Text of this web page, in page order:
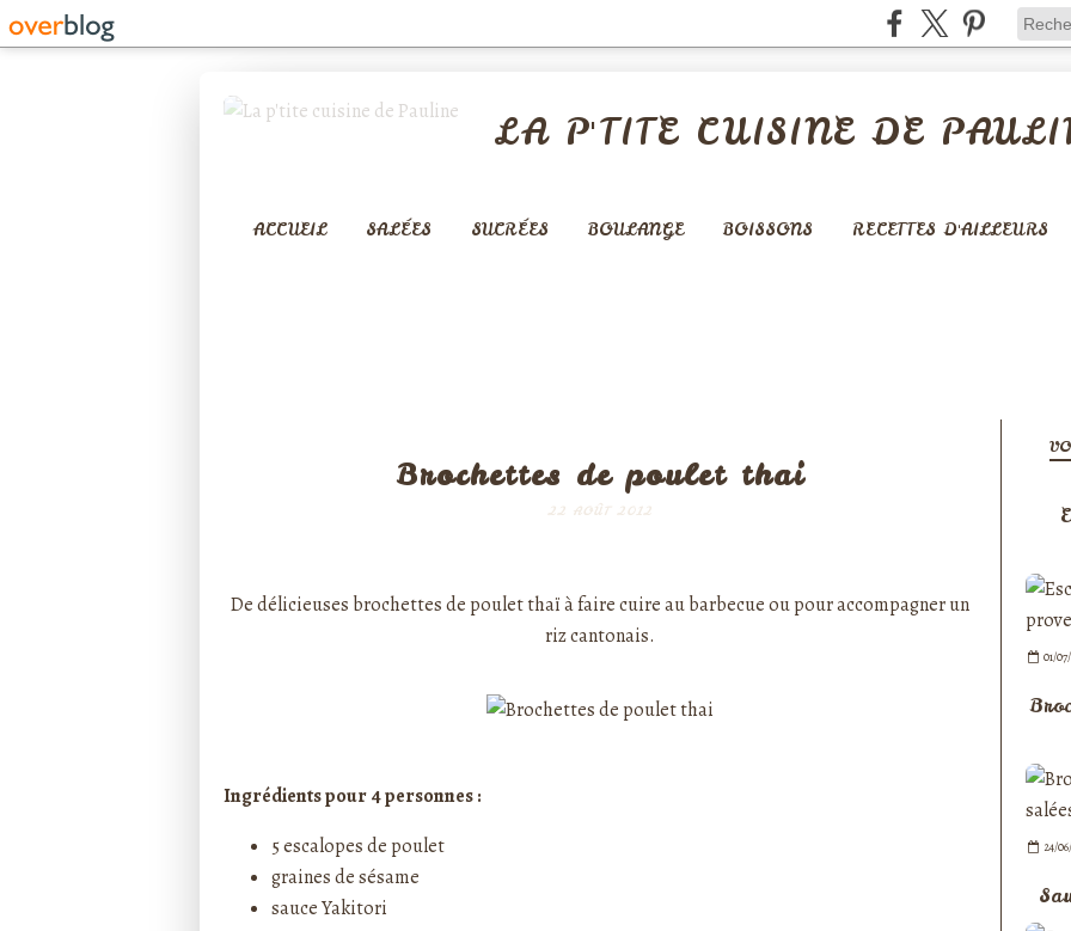
LA P'TITE CUISINE DE
ACCUEIL SALÉES SUCRÉES BOULANGE BOISSONS RECETTES D'AILLEURS
Brochettes de poulet thai
22 AOÛT 2012
De délicieuses brochettes de poulet thaï à faire cuire au barbecue ou pour accompagner un
riz cantonais.
Ingrédients pour 4 personnes :
5 escalopes de poulet
graines de sésame
sauce Yakitori
01/
24/